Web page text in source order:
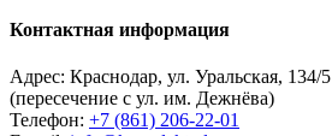
Контактная информация
Адрес: Краснодар, ул. Уральская, 134/5
(пересечение с ул. им. Дежнёва)
Телефон: +7 (861) 206-22-01